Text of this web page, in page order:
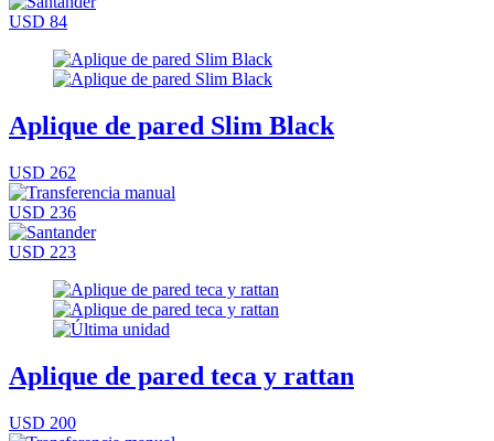
USD 84
Aplique de pared Slim Black
USD 262
USD 236
USD 223
Aplique de pared teca y rattan
USD 200